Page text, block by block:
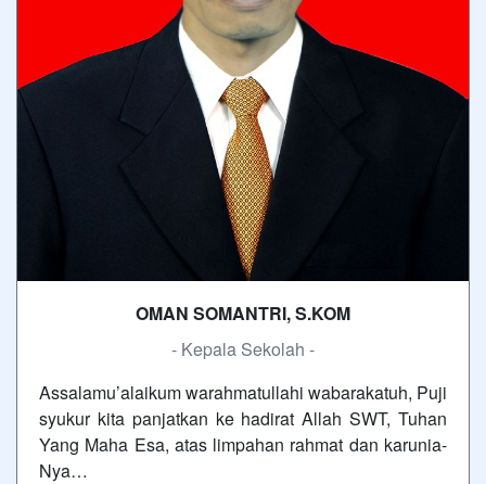
OMAN SOMANTRI, S.KOM
- Kepala Sekolah -
Assalamu’alaikum warahmatullahi wabarakatuh, Puji
syukur kita panjatkan ke hadirat Allah SWT, Tuhan
Yang Maha Esa, atas limpahan rahmat dan karunia-
Nya…